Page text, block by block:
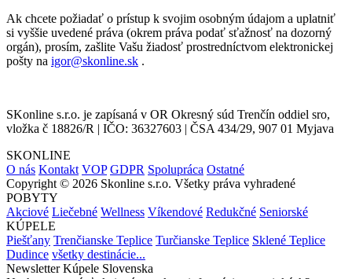
Ak chcete požiadať o prístup k svojim osobným údajom a uplatniť
si vyššie uvedené práva (okrem práva podať sťažnosť na dozorný
orgán), prosím, zašlite Vašu žiadosť prostredníctvom elektronickej
pošty na igor@skonline.sk .
SKonline s.r.o. je zapísaná v OR Okresný súd Trenčín oddiel sro,
vložka č 18826/R | IČO: 36327603 | ČSA 434/29, 907 01 Myjava
SKONLINE
O nás Kontakt VOP GDPR Spolupráca Ostatné
Copyright © 2026 Skonline s.r.o. Všetky práva vyhradené
POBYTY
Akciové Liečebné Wellness Víkendové Redukčné Seniorské
KÚPELE
Piešťany Trenčianske Teplice Turčianske Teplice Sklené Teplice
Dudince všetky destinácie...
Newsletter Kúpele Slovenska